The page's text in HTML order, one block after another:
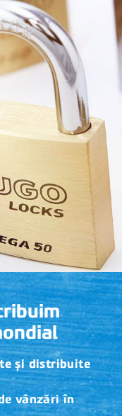
și distribuite
vânzări în